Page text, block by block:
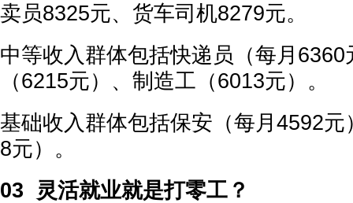
卖员8325元、货车司机8279元。
中等收入群体包括快递员（每月
（6215元）、制造工（6013元）。
基础收入群体包括保安（每月4592
8元）。
03 灵活就业就是打零工？